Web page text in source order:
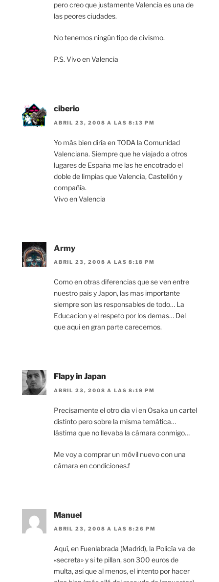
pero creo que justamente Valencia es una de
las peores ciudades.
No tenemos ningún tipo de civismo.
P.S. Vivo en Valencia
ciberio
ABRIL 23, 2008 A LAS 8:13 PM
Yo más bien diría en TODA la Comunidad
Valenciana. Siempre que he viajado a otros
lugares de España me las he encotrado el
doble de limpias que Valencia, Castellón y
compañía.
Vivo en Valencia
Army
ABRIL 23, 2008 A LAS 8:18 PM
Como en otras diferencias que se ven entre
nuestro pais y Japon, las mas importante
siempre son las responsables de todo… La
Educacion y el respeto por los demas… Del
que aqui en gran parte carecemos.
Flapy in Japan
ABRIL 23, 2008 A LAS 8:19 PM
Precisamente el otro dia vi en Osaka un cartel
distinto pero sobre la misma temática…
lástima que no llevaba la cámara conmigo…
Me voy a comprar un móvil nuevo con una
cámara en condiciones.f
Manuel
ABRIL 23, 2008 A LAS 8:26 PM
Aquí, en Fuenlabrada (Madrid), la Policía va de
«secreta» y si te pillan, son 300 euros de
multa, así que al menos, el intento por hacer